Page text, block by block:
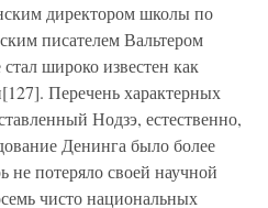
директором школы по
писателем Вальтером
широко известен как
Перечень характерных
Нодзэ, естественно,
Денинга было более
не потеряло своей научной
чисто национальных